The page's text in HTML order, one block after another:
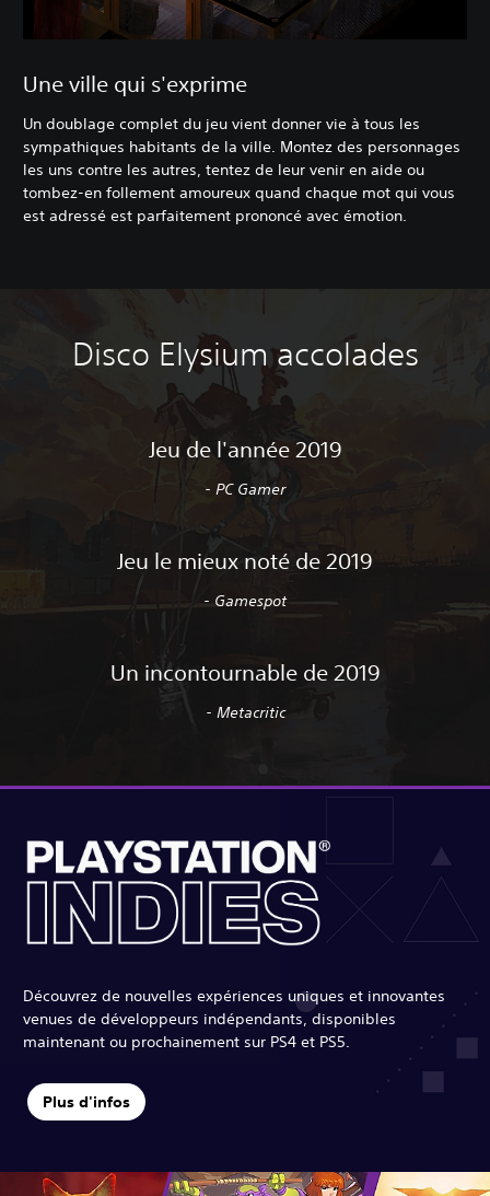
Une ville qui s'exprime
Un doublage complet du jeu vient donner vie à tous les
sympathiques habitants de la ville. Montez des personnages
les uns contre les autres, tentez de leur venir en aide ou
tombez-en follement amoureux quand chaque mot qui vous
est adressé est parfaitement prononcé avec émotion.
Disco Elysium accolades
Jeu de l'année 2019
- PC Gamer
Jeu le mieux noté de 2019
- Gamespot
Un incontournable de 2019
- Metacritic
Découvrez de nouvelles expériences uniques et innovantes
venues de développeurs indépendants, disponibles
maintenant ou prochainement sur PS4 et PS5.
Plus d'infos